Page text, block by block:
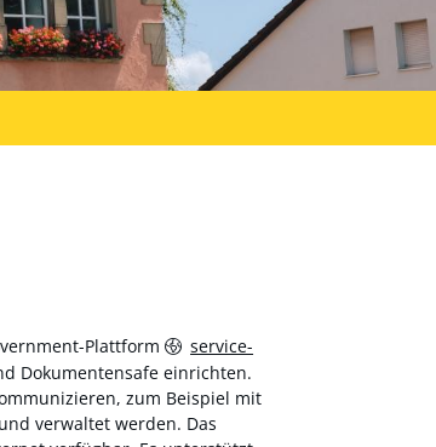
Plattform
service-
Dokumentensafe einrichten.
zum Beispiel mit
verwaltet werden. Das